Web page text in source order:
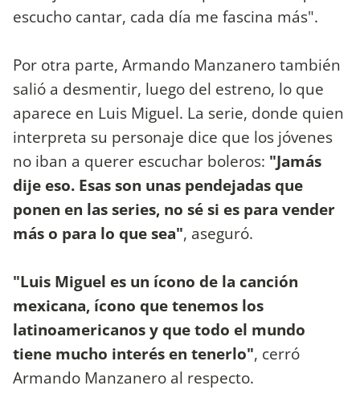
escucho cantar, cada día me fascina más".
Por otra parte, Armando Manzanero también
salió a desmentir, luego del estreno, lo que
aparece en Luis Miguel. La serie, donde quien
interpreta su personaje dice que los jóvenes
no iban a querer escuchar boleros: "Jamás
dije eso. Esas son unas pendejadas que
ponen en las series, no sé si es para vender
más o para lo que sea", aseguró.
"Luis Miguel es un ícono de la canción
mexicana, ícono que tenemos los
latinoamericanos y que todo el mundo
tiene mucho interés en tenerlo", cerró
Armando Manzanero al respecto.